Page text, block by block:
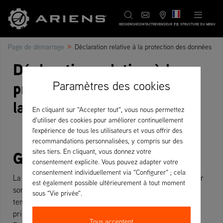
RECHERCHECONTACTREVENDEUR FR STRUCTURE DU MENU
Page de démarrage » Déclaration relative à la protection des données
Déclaration relative à la
protection des données de
la société AriensCo GmbH
Généralités
La société AriensCo GmbH vous souhaite la bienvenue sur
son site Internethttps://www.ariens.eu/fr/
temps de vous informer sur les mesures que nous avons
prises pour protéger vos données à caractère personnel.
Paramètres des cookies
En cliquant sur "Accepter tout", vous nous permettez
d'utiliser des cookies pour améliorer continuellement
l'expérience de tous les utilisateurs et vous offrir des
recommandations personnalisées, y compris sur des
sites tiers. En cliquant, vous donnez votre
consentement explicite. Vous pouvez adapter votre
consentement individuellement via "Configurer" ; cela
est également possible ultérieurement à tout moment
sous "Vie privée".